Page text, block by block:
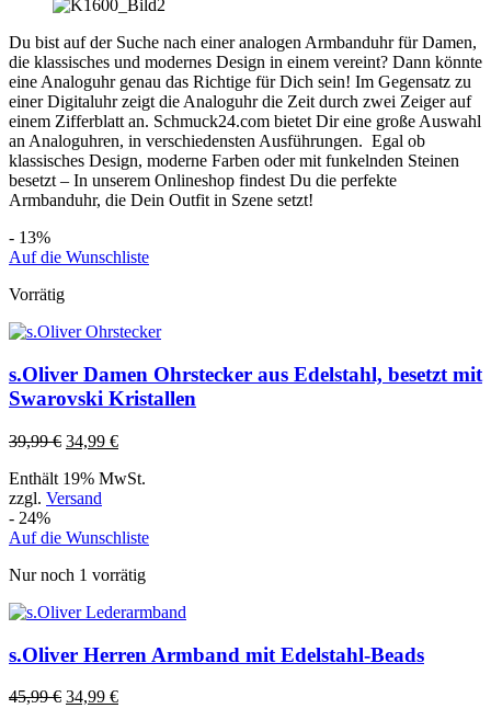
Du bist auf der Suche nach einer analogen Armbanduhr für Damen,
die klassisches und modernes Design in einem vereint? Dann könnte
eine Analoguhr genau das Richtige für Dich sein! Im Gegensatz zu
einer Digitaluhr zeigt die Analoguhr die Zeit durch zwei Zeiger auf
einem Zifferblatt an. Schmuck24.com bietet Dir eine große Auswahl
an Analoguhren, in verschiedensten Ausführungen. Egal ob
klassisches Design, moderne Farben oder mit funkelnden Steinen
besetzt – In unserem Onlineshop findest Du die perfekte
Armbanduhr, die Dein Outfit in Szene setzt!
- 13%
Auf die Wunschliste
Vorrätig
s.Oliver Damen Ohrstecker aus Edelstahl, besetzt mit
Swarovski Kristallen
39,99€ 34,99 €
Enthält 19% MwSt.
zzgl. Versand
- 24%
Auf die Wunschliste
Nur noch 1 vorrätig
s.Oliver Herren Armband mit Edelstahl-Beads
45,99€ 34,99 €